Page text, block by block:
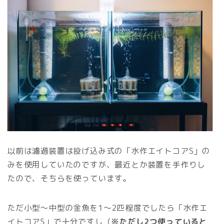
以前は濾過装置は投げ込み式の「水作エイトコアS」の
みを使用していたのですが、最近とか装置を手作りし
たので、そちらを使っています。
ただ小型〜中型の金魚を1〜2匹程度でしたら「水作エ
イトコアS」で十分ですし（※ただし2つ使っていると